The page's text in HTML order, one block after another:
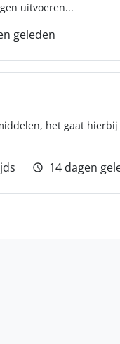
uitvoeren...
geleden
het gaat
14 dagen